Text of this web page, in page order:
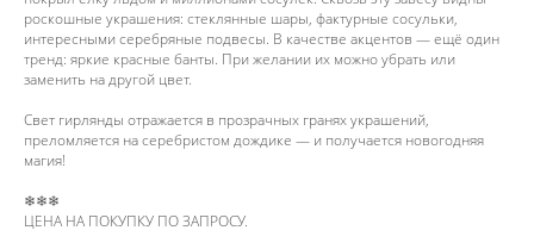
роскошные украшения: стеклянные шары, фактурные сосульки,
интересными серебряные подвесы. В качестве акцентов — ещё один
тренд: яркие красные банты. При желании их можно убрать или
заменить на другой цвет.
Свет гирлянды отражается в прозрачных гранях украшений,
преломляется на серебристом дождике — и получается новогодняя
магия!
❄❄❄
ЦЕНА НА ПОКУПКУ ПО ЗАПРОСУ.